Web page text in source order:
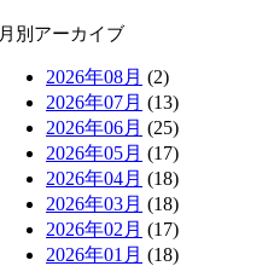
月別アーカイブ
2026年08月 (2)
2026年07月 (13)
2026年06月 (25)
2026年05月 (17)
2026年04月 (18)
2026年03月 (18)
2026年02月 (17)
2026年01月 (18)